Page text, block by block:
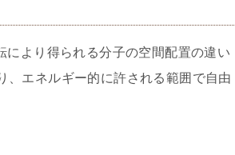
より得られる分子の空間配置の違い
、エネルギー的に許される範囲で自由